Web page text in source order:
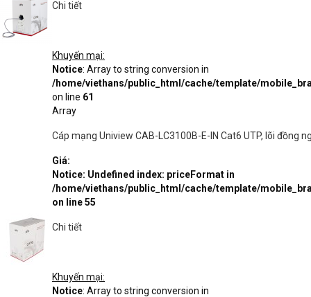
Chi tiết
Khuyến mại:
Notice: Array to string conversion in
/home/viethans/public_html/cache/template/
on line 61
Array
Cáp mạng Uniview CAB-LC3100B-E-IN Cat6 UTP, lõi đồng
Giá:
Notice: Undefined index: priceFormat in
/home/viethans/public_html/cache/template/
on line55
Chi tiết
Khuyến mại:
Notice: Array to string conversion in